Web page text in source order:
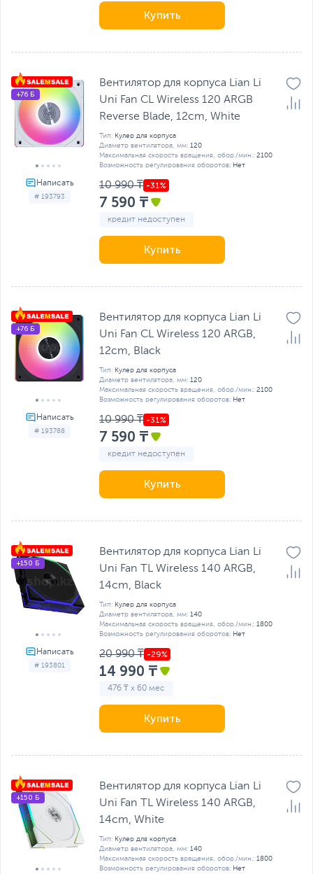
Купить
# 193793
+76 Б
Вентилятор для корпуса Lian Li
Uni Fan CL Wireless 120 ARGB
Reverse Blade, 12cm, White
Тип: Кулер для корпуса
Диаметр вентилятора, мм: 120
Максимальная скорость вращения, обор./мин.: 2100
Возможность регулирования оборотов: Нет
10 990 ₸
7 590 ₸
кредит недоступен
Купить
# 193788
+76 Б
Вентилятор для корпуса Lian Li
Uni Fan CL Wireless 120 ARGB,
12cm, Black
Тип: Кулер для корпуса
Диаметр вентилятора, мм: 120
Максимальная скорость вращения, обор./мин.: 2100
Возможность регулирования оборотов: Нет
10 990 ₸
7 590 ₸
кредит недоступен
Купить
# 193801
+150 Б
Вентилятор для корпуса Lian Li
Uni Fan TL Wireless 140 ARGB,
14cm, Black
Тип: Кулер для корпуса
Диаметр вентилятора, мм: 140
Максимальная скорость вращения, обор./мин.: 1800
Возможность регулирования оборотов: Нет
20 990 ₸
14 990 ₸
476 ₸ x 60 мес
Купить
+150 Б
Вентилятор для корпуса Lian Li
Uni Fan TL Wireless 140 ARGB,
14cm, White
Тип: Кулер для корпуса
Диаметр вентилятора, мм: 140
Максимальная скорость вращения, обор./мин.: 1800
Возможность регулирования оборотов: Нет